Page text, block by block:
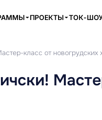
ПРОЕКТЫ ТОК-
класс от новогрудских